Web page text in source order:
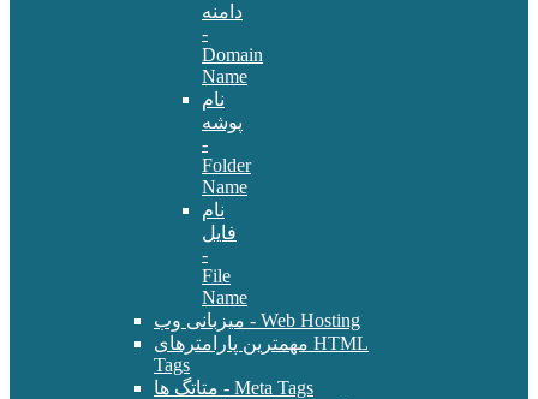
دامنه
-
Domain
Name
نام
پوشه
-
Folder
Name
نام
فایل
-
File
Name
میزبانی وب - Web Hosting
مهمترین پارامترهای HTML
Tags
متاتگ ها - Meta Tags